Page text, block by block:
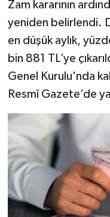
Zam kararının
yeniden belirlendi.
en düşük aylık,
bin 881 TL’ye
Genel Kurulu'nda
Resmî Gazete’de